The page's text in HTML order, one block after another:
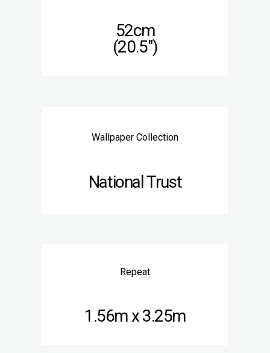
52cm
(20.5″)
Wallpaper Collection
National Trust
Repeat
1.56m x 3.25m